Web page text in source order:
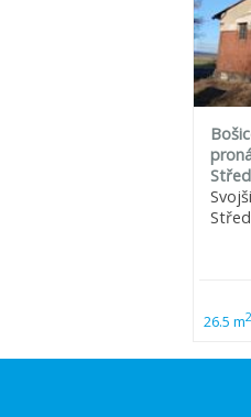
26.5 m2